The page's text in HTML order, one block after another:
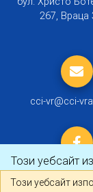
Този уебсайт
оптимално за
Този уебсайт
267, Враца
cci-vr@cci-